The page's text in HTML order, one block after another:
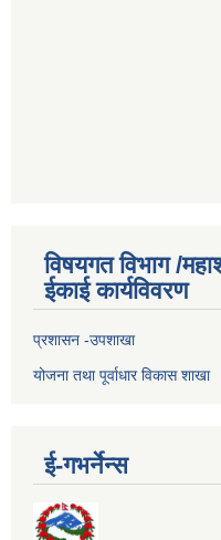
विषयगत विभाग /
ईकाई कार्यविवरण
प्रशासन -उपशाखा
योजना तथा पूर्वाधार विकास शाखा
ई-गभर्नेन्स